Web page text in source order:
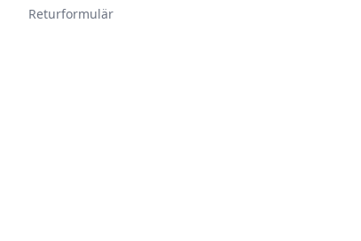
Returformulär